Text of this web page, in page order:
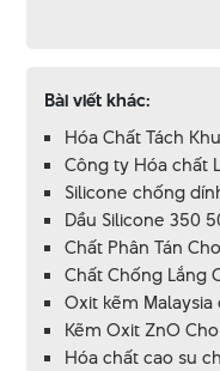
Bài viết khác:
Hóa Chất Tách
Công ty Hóa chất
Silicone chống
Dầu Silicone 350
Chất Phân Tán
Chất Chống Lắng
Oxit kẽm
Kẽm Oxit ZnO
Hóa chất cao su